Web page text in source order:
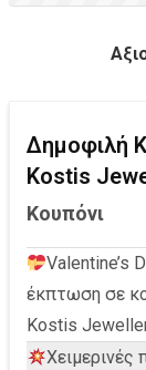
Δημοφιλή
Kostis
Κουπόνι
Valentine’s
έκπτωση σε
Kostis